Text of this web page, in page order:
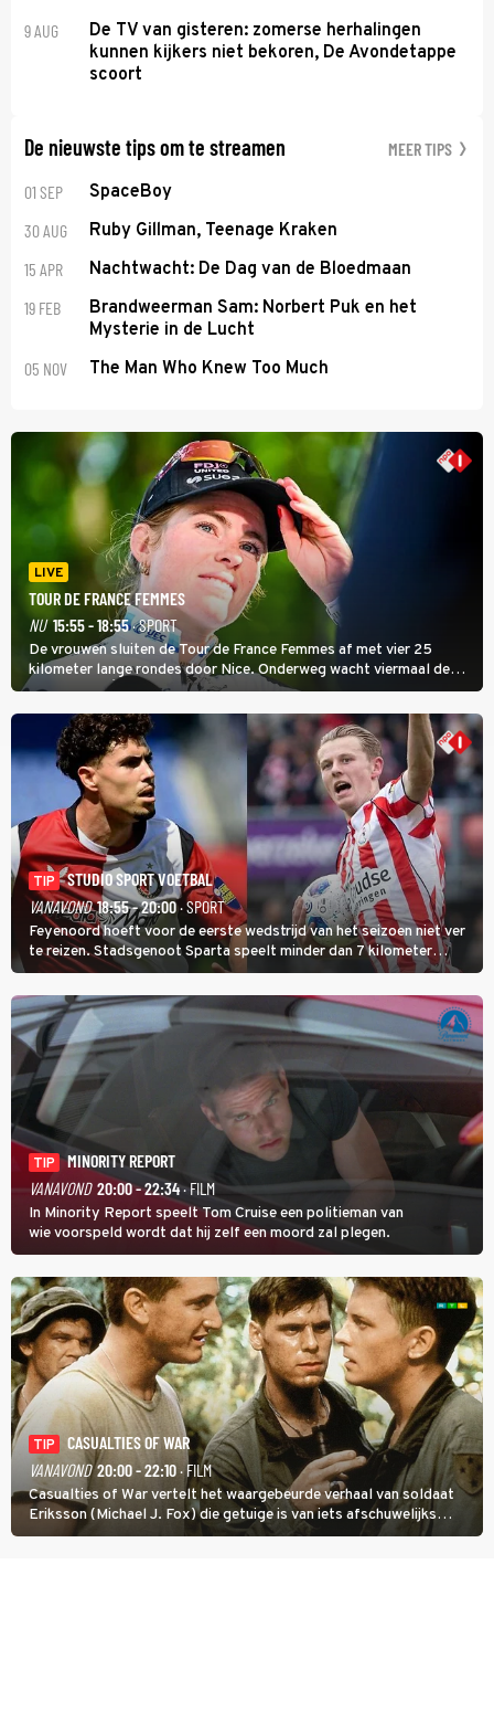
9 AUG
De TV van gisteren: zomerse herhalingen
kunnen kijkers niet bekoren, De Avondetappe
scoort
De nieuwste tips om te streamen MEER TIPS
01 SEP SpaceBoy
30 AUG Ruby Gillman, Teenage Kraken
15 APR Nachtwacht: De Dag van de Bloedmaan
19 FEB
Brandweerman Sam: Norbert Puk en het
Mysterie in de Lucht
05 NOV The Man Who Knew Too Much
LIVE
TOUR DE FRANCE FEMMES
NU 15:55 - 18:55· SPORT
De vrouwen sluiten de Tour de France Femmes af met vier 25
kilometer lange rondes door Nice. Onderweg wacht viermaal de
zware Col d'Èze. Aan de finish op de Promenade des Anglais krijgt
de eindwinnaar de laatste gele trui.
TIP
STUDIO SPORT VOETBAL
VANAVOND 18:55 - 20:00· SPORT
Feyenoord hoeft voor de eerste wedstrijd van het seizoen niet ver
te reizen. Stadsgenoot Sparta speelt minder dan 7 kilometer
verderop. Feyenoord trok de Spaanse spits Nacho Ferri aan van
KVC Westerlo uit België.
TIP
MINORITY REPORT
VANAVOND 20:00 - 22:34· FILM
In Minority Report speelt Tom Cruise een politieman van
wie voorspeld wordt dat hij zelf een moord zal plegen.
TIP
CASUALTIES OF WAR
VANAVOND 20:00 - 22:10· FILM
Casualties of War vertelt het waargebeurde verhaal van soldaat
Eriksson (Michael J. Fox) die getuige is van iets afschuwelijks
tijdens de Vietnamoorlog. Hij besluit uit de school te klappen.